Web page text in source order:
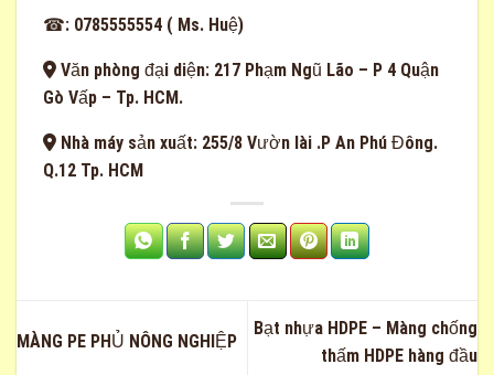
☎: 0785555554 ( Ms. Huệ)
Văn phòng đại diện: 217 Phạm Ngũ Lão – P 4 Quận
Gò Vấp – Tp. HCM.
Nhà máy sản xuất: 255/8 Vườn lài .P An Phú Đông.
Q.12 Tp. HCM
MÀNG PE PHỦ NÔNG NGHIỆP
Bạt nhựa HDPE – Màng chống
thấm HDPE hàng đầu